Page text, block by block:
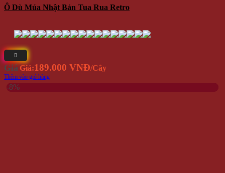
Ô Dù Múa Nhật Bản Tua Rua Retro
Giá Giá:189.000 VNĐ/Cây
Thêm vào giỏ hàng
-8%